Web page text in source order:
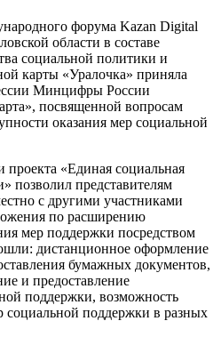
форума Kazan Digital
области в составе
социальной политики и
карты «Уралочка» приняла
Минцифры России
посвященной вопросам
оказания мер социальной
«Единая социальная
позволил представителям
с другими участниками
по расширению
мер поддержки посредством
дистанционное оформление
бумажных документов,
и предоставление
поддержки, возможность
социальной поддержки в разных